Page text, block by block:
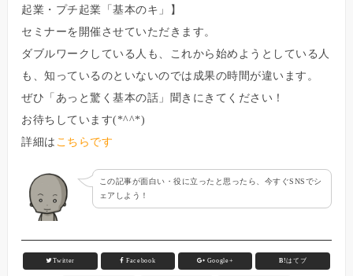
起業・プチ起業「基本のキ」】
セミナーを開催させていただきます。
ダブルワークしている人も、これから始めようとしている人
も、知っているのといないのでは成果の時間が違います。
ぜひ「あっと驚く基本の話」聞きにきてください！
お待ちしています(*^^*)
詳細は こちらです
この記事が面白い・役に立ったと思ったら、今すぐSNSでシ
ェアしよう！
Twitter Facebook Google+ B!はてブ